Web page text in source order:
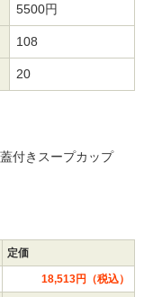
5500円
108
20
付きスープカップ
定価
18,513円（税込）